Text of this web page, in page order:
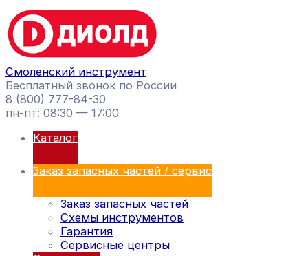
Перейти
к
содержимому
Смоленский инструмент
Бесплатный звонок по России
8 (800) 777-84-30
пн-пт: 08:30 — 17:00
Каталог
Заказ запасных частей / сервис
Заказ запасных частей
Схемы инструментов
Гарантия
Сервисные центры
Поиск
товаров